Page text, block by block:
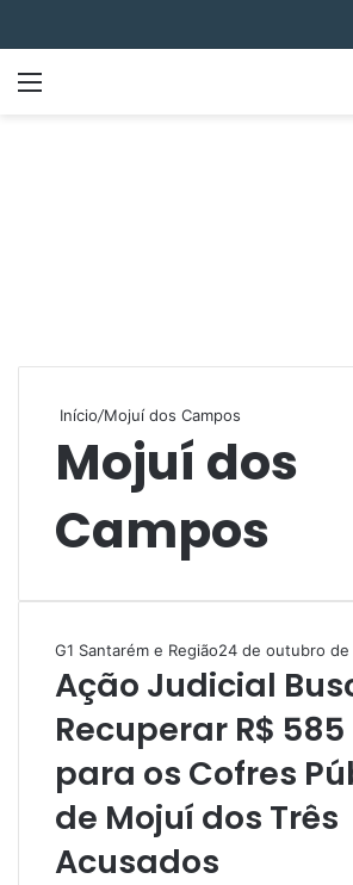
Início/Mojuí dos Campos
Mojuí dos
Campos
G1 Santarém e Região24 de outubro
Ação Judicial
Recuperar R$ 585
para os Cofres
de Mojuí dos Três
Acusados